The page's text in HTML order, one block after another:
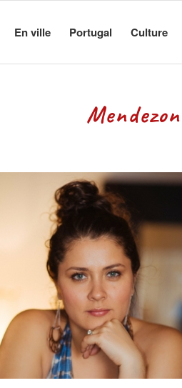
En ville Portugal Culture